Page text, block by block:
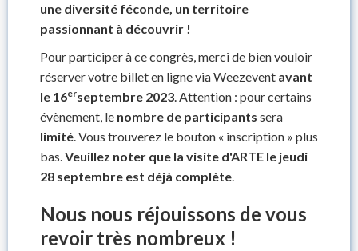
une diversité féconde, un territoire
passionnant à découvrir !
Pour participer à ce congrès, merci de bien vouloir
réserver votre billet en ligne via Weezevent avant
le 16erseptembre 2023. Attention : pour certains
évènement, le nombre de participants sera
limité. Vous trouverez le bouton « inscription » plus
bas.Veuillez noter que la visite d'ARTE le jeudi
28 septembre est déjà complète.
Nous nous réjouissons de vous
revoir très nombreux !